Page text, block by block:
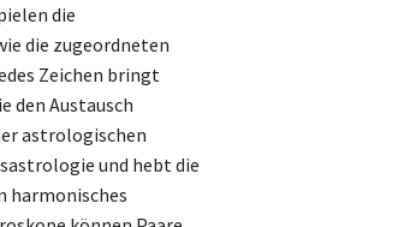
die
die zugeordneten
Zeichen bringt
den Austausch
astrologischen
und hebt die
harmonisches